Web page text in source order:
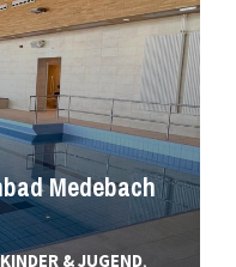
Medebach
KINDER & JUGEND,